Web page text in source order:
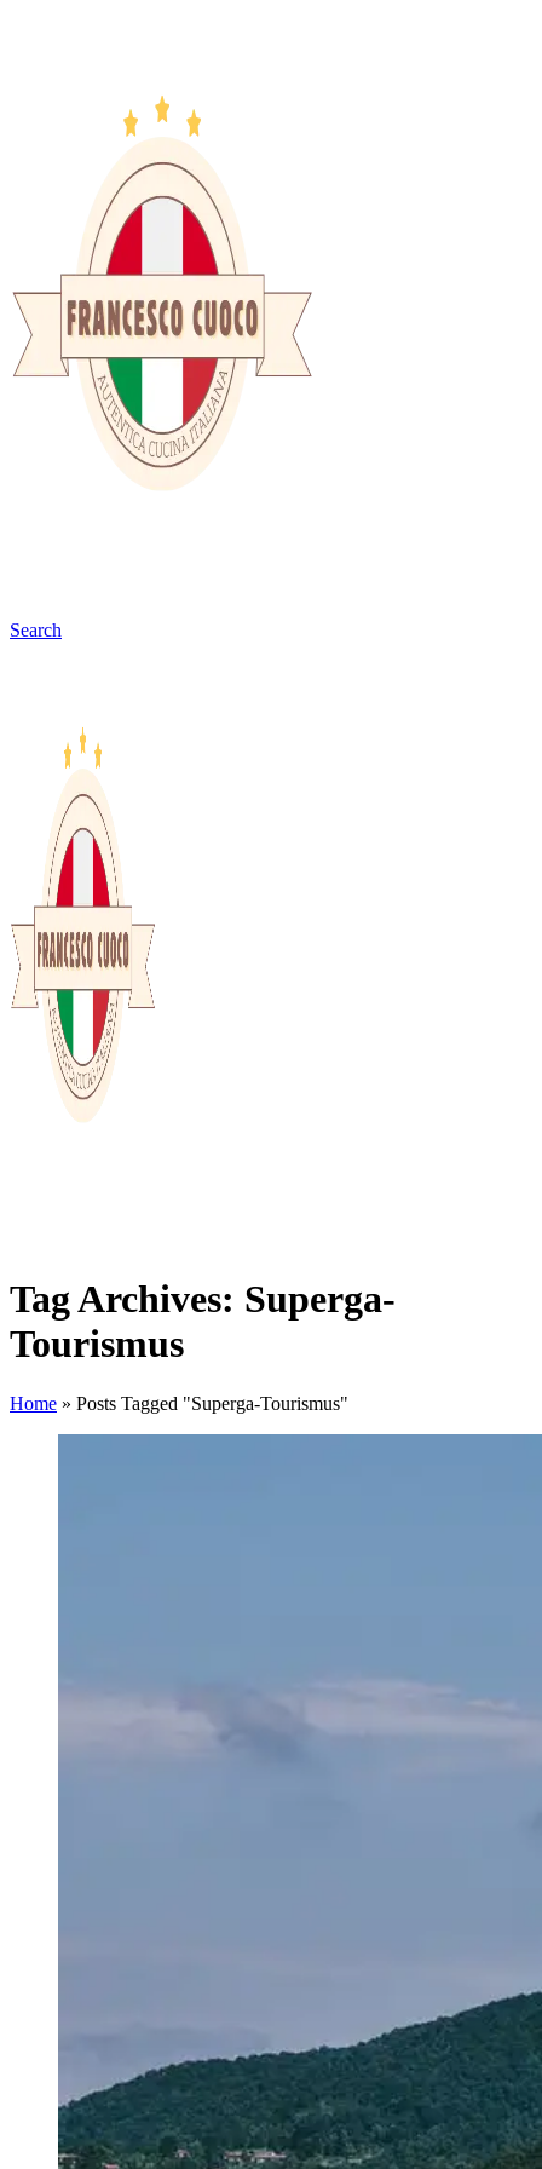
Search
Tag Archives: Superga-
Tourismus
Home » Posts Tagged "Superga-Tourismus"